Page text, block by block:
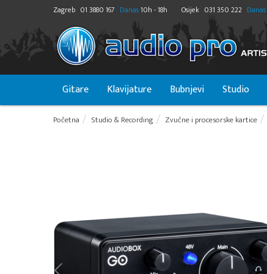
Zagreb 01 3880 167 Danas10h - 18h Osijek 031 350 222 Danas
Gitare Klavijature Bubnjevi Studio
Početna Studio & Recording Zvučne i procesorske kartice